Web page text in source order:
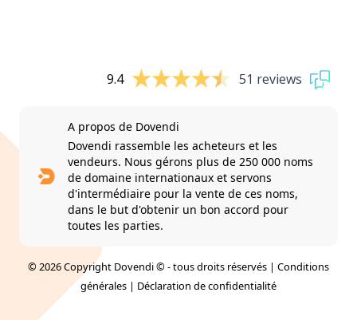
9.4 51 reviews
A propos de Dovendi
Dovendi rassemble les acheteurs et les
vendeurs. Nous gérons plus de 250 000 noms
de domaine internationaux et servons
d'intermédiaire pour la vente de ces noms,
dans le but d'obtenir un bon accord pour
toutes les parties.
© 2026 Copyright Dovendi © - tous droits réservés | Conditions
générales | Déclaration de confidentialité